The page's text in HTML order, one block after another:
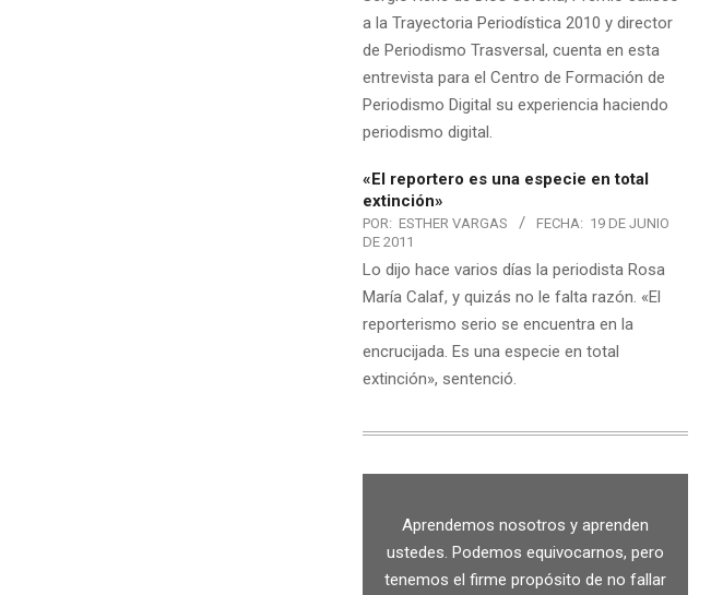
a la Trayectoria Periodística 2010 y director
de Periodismo Trasversal, cuenta en esta
entrevista para el Centro de Formación de
Periodismo Digital su experiencia haciendo
periodismo digital.
«El reportero es una especie en total
extinción»
POR: ESTHER VARGAS FECHA: 19 DE JUNIO
DE 2011
Lo dijo hace varios días la periodista Rosa
María Calaf, y quizás no le falta razón. «El
reporterismo serio se encuentra en la
encrucijada. Es una especie en total
extinción», sentenció.
Aprendemos nosotros y aprenden
ustedes. Podemos equivocarnos, pero
tenemos el firme propósito de no fallar